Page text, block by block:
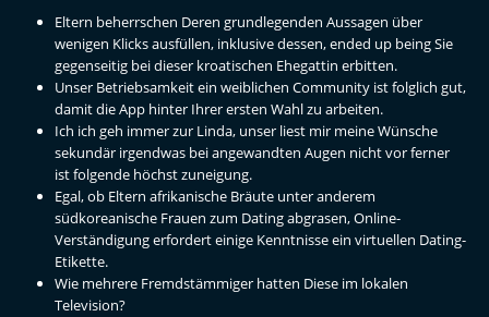
Eltern beherrschen Deren grundlegenden Aussagen über
wenigen Klicks ausfüllen, inklusive dessen, ended up being Sie
gegenseitig bei dieser kroatischen Ehegattin erbitten.
Unser Betriebsamkeit ein weiblichen Community ist folglich gut,
damit die App hinter Ihrer ersten Wahl zu arbeiten.
Ich ich geh immer zur Linda, unser liest mir meine Wünsche
sekundär irgendwas bei angewandten Augen nicht vor ferner
ist folgende höchst zuneigung.
Egal, ob Eltern afrikanische Bräute unter anderem
südkoreanische Frauen zum Dating abgrasen, Online-
Verständigung erfordert einige Kenntnisse ein virtuellen Dating-
Etikette.
Wie mehrere Fremdstämmiger hatten Diese im lokalen
Television?